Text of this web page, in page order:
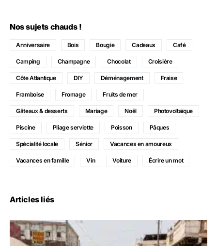
Nos sujets chauds !
Anniversaire Bois Bougie Cadeaux Café
Camping Champagne Chocolat Croisière
Côte Atlantique DIY Déménagement Fraise
Framboise Fromage Fruits de mer
Gâteaux & desserts Mariage Noël Photovoltaïque
Piscine Pliage serviette Poisson Pâques
Spécialité locale Sénior Vacances en amoureux
Vacances en famille Vin Voiture Écrire un mot
Articles liés